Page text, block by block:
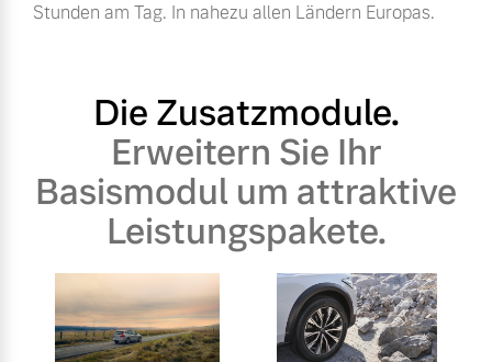
Stunden am Tag. In nahezu allen Ländern Europas.
Die Zusatzmodule.
Erweitern Sie Ihr
Basismodul um attraktive
Leistungspakete.